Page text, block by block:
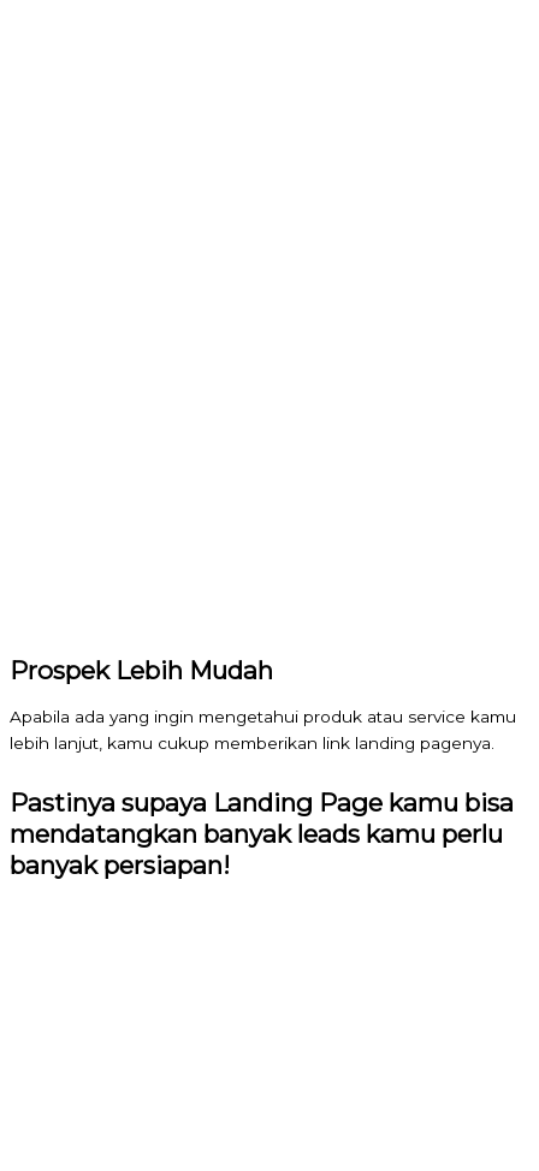
Prospek Lebih Mudah
Apabila ada yang ingin mengetahui produk atau service kamu
lebih lanjut, kamu cukup memberikan link landing pagenya.
Pastinya supaya Landing Page kamu bisa
mendatangkan banyak leads kamu perlu
banyak persiapan!